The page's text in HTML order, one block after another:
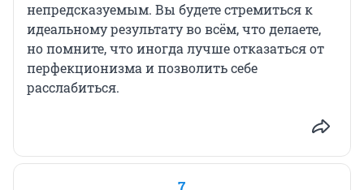
непредсказуемым. Вы будете стремиться к
идеальному результату во всём, что делаете,
но помните, что иногда лучше отказаться от
перфекционизма и позволить себе
расслабиться.